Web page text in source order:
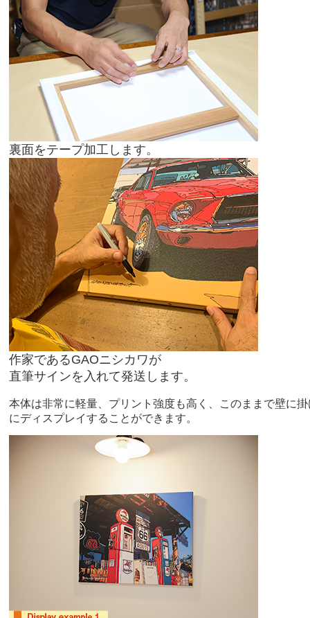
裏面をテープ加工します。
作家であるGAOニシカワが
直筆サインを入れて発送します。
本体は非常に軽量、プリント強度も高く、このままで壁に
にディスプレイすることができます。